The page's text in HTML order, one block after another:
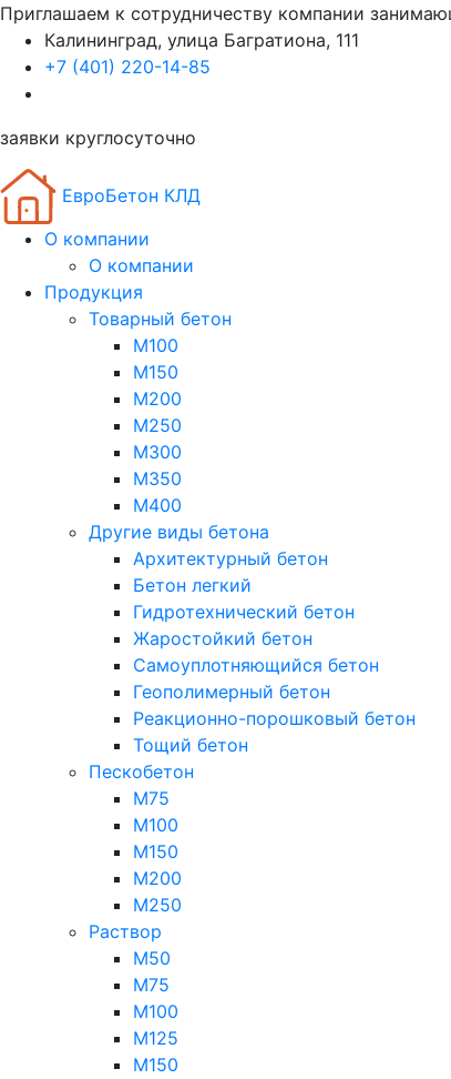
Приглашаем к сотрудничеству компании
Калининград, улица Багратиона, 111
+7 (401) 220-14-85
заявки круглосуточно
ЕвроБетон КЛД
О компании
О компании
Продукция
Товарный бетон
М100
М150
М200
М250
М300
М350
М400
Другие виды бетона
Архитектурный бетон
Бетон легкий
Гидротехнический бетон
Жаростойкий бетон
Самоуплотняющийся бетон
Геополимерный бетон
Реакционно-порошковый бетон
Тощий бетон
Пескобетон
М75
М100
М150
М200
М250
Раствор
М50
М75
М100
М125
М150